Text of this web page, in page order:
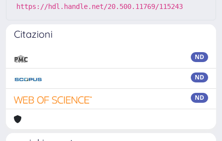
https://hdl.handle.net/20.500.11769/115243
Citazioni
ND
ND
ND